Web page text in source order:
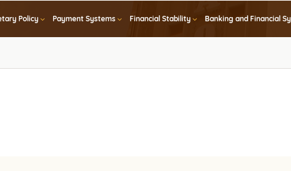
Policy Payment Systems Financial Stability Banking and Financial